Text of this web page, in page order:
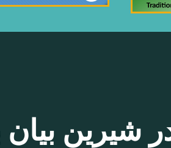
شیرین